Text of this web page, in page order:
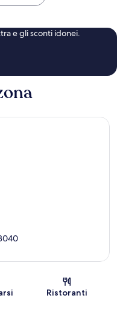
e gli sconti idonei.
Ristoranti